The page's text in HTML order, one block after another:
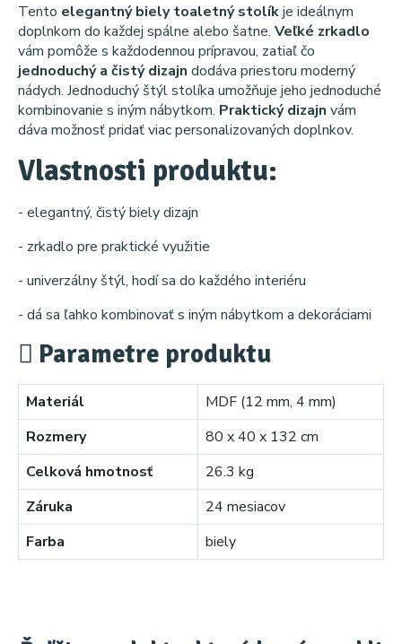
Tento elegantný biely toaletný stolíkje ideálnym
doplnkom do každej spálne alebo šatne. Veľké zrkadlo
vám pomôže s každodennou prípravou, zatiaľ čo
jednoduchý a čistý dizajn dodáva priestoru moderný
nádych. Jednoduchý štýl stolíka umožňuje jeho jednoduché
kombinovanie s iným nábytkom. Praktický dizajn vám
dáva možnosť pridať viac personalizovaných doplnkov.
Vlastnosti produktu:
- elegantný, čistý biely dizajn
- zrkadlo pre praktické využitie
- univerzálny štýl, hodí sa do každého interiéru
- dá sa ľahko kombinovať s iným nábytkom a dekoráciami
Parametre produktu
Materiál
MDF (12 mm, 4 mm)
Rozmery
80 x 40 x 132 cm
Celková hmotnosť
26.3 kg
Záruka
24 mesiacov
Farba
biely